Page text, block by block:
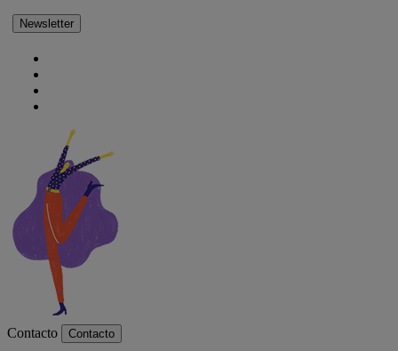
Newsletter
Contacto Contacto